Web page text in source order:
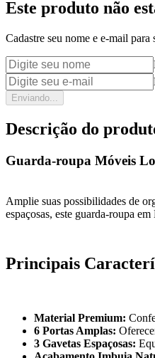
Este produto não
Cadastre seu nome e e-mail
Enviando...
Descrição do
Guarda-roupa Móveis
Amplie suas possibilidades de
espaçosas, este guarda-roupa
Principais
Material Premium:
6 Portas Amplas:
3 Gavetas Espaçosas: